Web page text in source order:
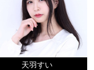
天羽すい